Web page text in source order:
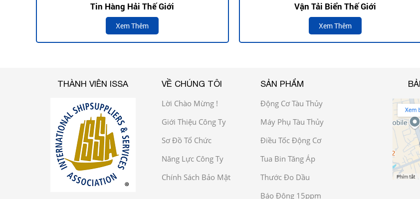
Tin Hàng Hải Thế Giới
Xem Thêm
Vận Tải Biển Thế Giới
Xem Thêm
THÀNH VIÊN ISSA
VỀ CHÚNG TÔI
Lời Chào Mừng !
Giới Thiệu Công Ty
Sơ Đồ Tổ Chức
Năng Lực Công Ty
Chính Sách Bảo Mật
SẢN PHẨM
Động Cơ Tàu Thủy
Máy Phụ Tàu Thủy
Điều Tốc Động Cơ
Tua Bin Tăng Áp
Thước Đo Dầu
Báo Động 15ppm